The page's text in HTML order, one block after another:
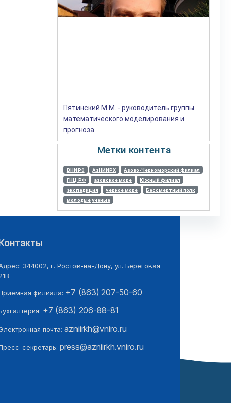
Пятинский М.М. - руководитель группы
математического моделирования и
прогноза
Метки контента
ВНИРО АзНИИРХ
Азово-Черноморский филиал
ГНЦ РФ
азовское море
Южный филиал
экспедиция
черное море
Бессмертный полк
молодые ученые
344002, г. Ростов-на-Дону, ул. Береговая
филиала: +7 (863) 207-50-60
+7 (863) 206-88-81
почта: azniirkh@vniro.ru
секретарь: press@azniirkh.vniro.ru